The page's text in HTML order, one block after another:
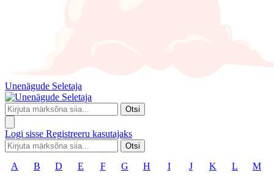
Unenägude Seletaja
Otsi
Logi sisse Registreeru kasutajaks
Otsi
A B D E F G H I J K L M